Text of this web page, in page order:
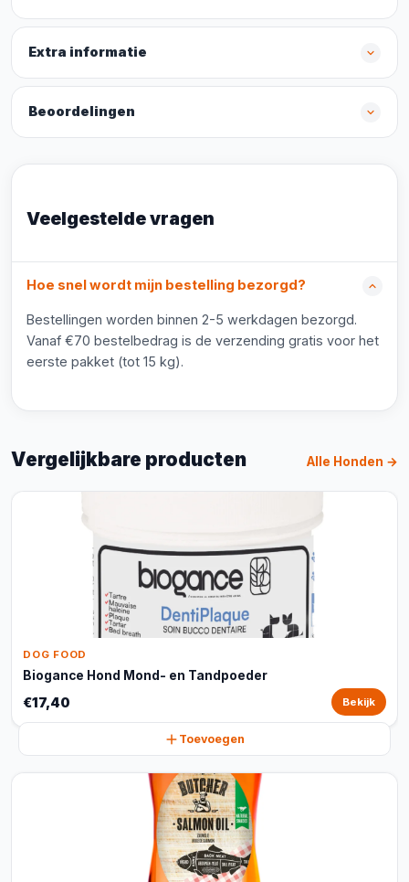
Extra informatie
Beoordelingen
Veelgestelde vragen
Hoe snel wordt mijn bestelling bezorgd?
Bestellingen worden binnen 2-5 werkdagen bezorgd.
Vanaf €70 bestelbedrag is de verzending gratis voor het
eerste pakket (tot 15 kg).
Vergelijkbare producten Alle Honden →
DOG FOOD
Biogance Hond Mond- en Tandpoeder
€17,40 Bekijk
Toevoegen